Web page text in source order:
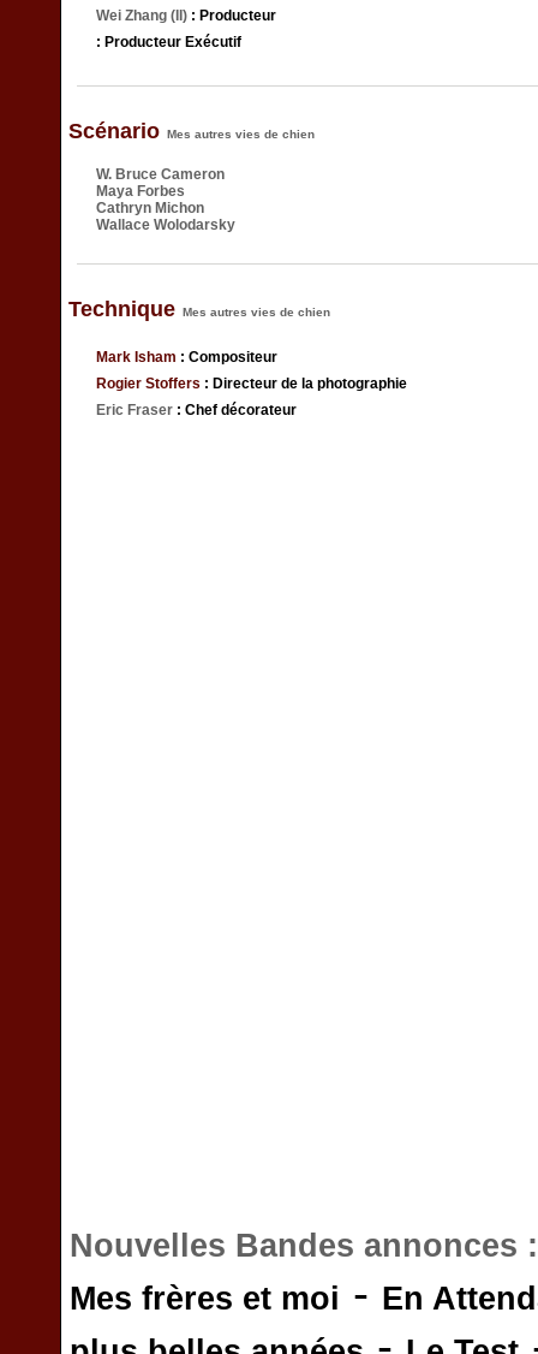
Wei Zhang (II) : Producteur
: Producteur Exécutif
Scénario Mes autres vies de chien
W. Bruce Cameron
Maya Forbes
Cathryn Michon
Wallace Wolodarsky
Technique Mes autres vies de chien
Mark Isham : Compositeur
Rogier Stoffers : Directeur de la photographie
Eric Fraser : Chef décorateur
Nouvelles Bandes annonces
Mes frères et moi - En